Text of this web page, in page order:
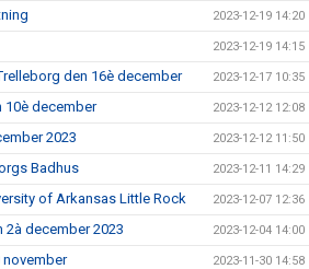
2023-12-19 14:20
2023-12-19 14:15
den 16è december 2023-12-17 10:35
december 2023-12-12 12:08
2023 2023-12-12 11:50
Badhus 2023-12-11 14:29
of Arkansas Little Rock 2023-12-07 12:36
december 2023 2023-12-04 14:00
november 2023-11-30 14:58